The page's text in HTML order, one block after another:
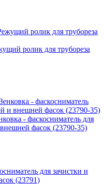
ролик для трубореза
- фаскосниматель для
фасок (23790-35)